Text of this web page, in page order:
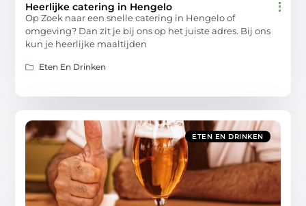
Heerlijke catering in Hengelo
Op Zoek naar een snelle catering in Hengelo of
omgeving? Dan zit je bij ons op het juiste adres. Bij ons
kun je heerlijke maaltijden
Eten En Drinken
ETEN EN DRINKEN